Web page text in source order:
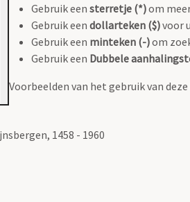
Gebruik een sterretje (*)om
Gebruik een dollarteken ($)voor
Gebruik een minteken (-)om
Gebruik een Dubbele
Voorbeelden van het gebruik van
1458 - 1960